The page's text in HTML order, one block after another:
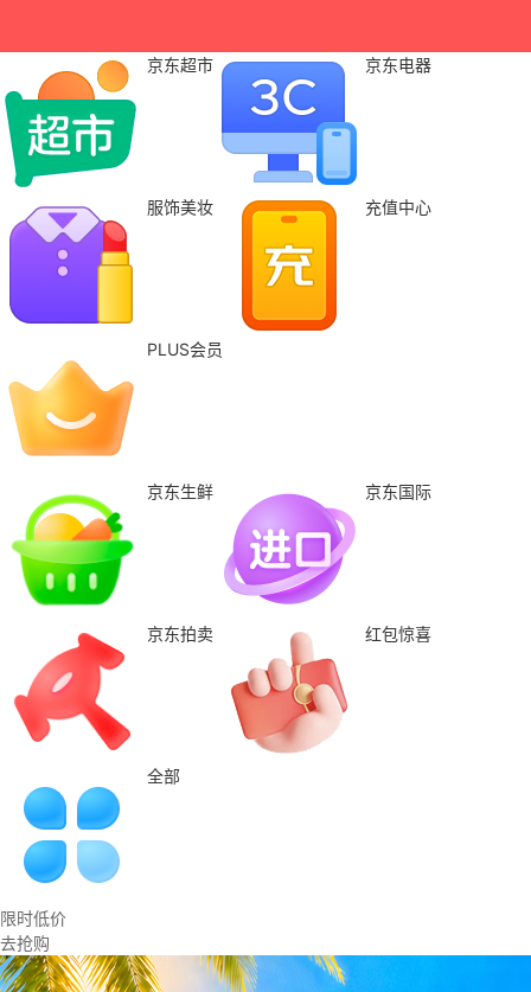
京东超市 京东电器
服饰美妆 充值中心
PLUS会员
京东生鲜 京东国际
京东拍卖 红包惊喜
全部
限时低价
去抢购